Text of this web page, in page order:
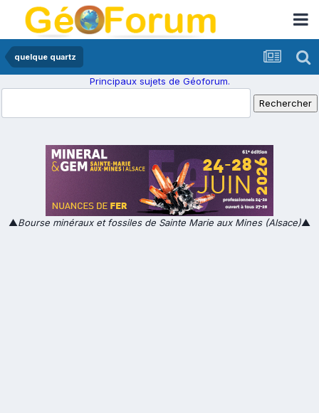
quelque quartz
Principaux sujets de Géoforum.
▲Bourse minéraux et fossiles de Sainte Marie aux Mines (Alsace)▲